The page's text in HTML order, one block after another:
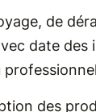
de
date des
des